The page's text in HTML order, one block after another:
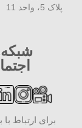
پلاک 5، واحد 11
برای ارتباط با